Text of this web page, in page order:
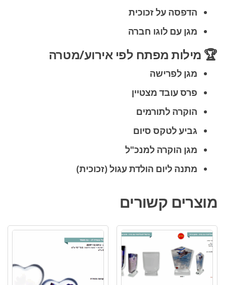
הדפסה על זכוכית
מגן עם לוגו חברה
🏆 מילות מפתח לפי אירוע/מטרה
מגן לפרישה
פרס עובד מצטיין
הוקרה לתורמים
גביע לטקס סיום
מגן הוקרה למנכ"ל
מתנה ליום הולדת עגול (זכוכית)
מוצרים קשורים